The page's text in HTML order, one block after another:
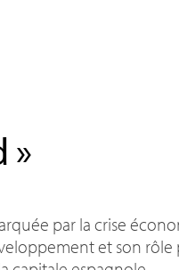
»
par la crise
et son